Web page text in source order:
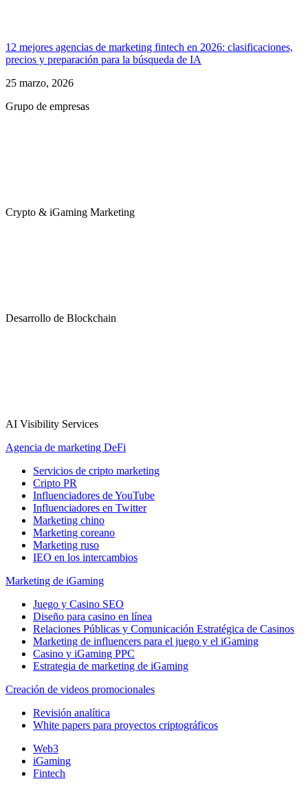
12 mejores agencias de marketing fintech en 2026: clasificaciones,
precios y preparación para la búsqueda de IA
25 marzo, 2026
Grupo de empresas
Crypto & iGaming Marketing
Desarrollo de Blockchain
AI Visibility Services
Agencia de marketing DeFi
Servicios de cripto marketing
Cripto PR
Influenciadores de YouTube
Influenciadores en Twitter
Marketing chino
Marketing coreano
Marketing ruso
IEO en los intercambios
Marketing de iGaming
Juego y Casino SEO
Diseño para casino en línea
Relaciones Públicas y Comunicación Estratégica de Casinos
Marketing de influencers para el juego y el iGaming
Casino y iGaming PPC
Estrategia de marketing de iGaming
Creación de videos promocionales
Revisión analítica
White papers para proyectos criptográficos
Web3
iGaming
Fintech